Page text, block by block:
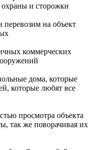
и сторожки
перевозим на объект
коммерческих
дома, которые
которые любят все
просмотра объекта
так же поворачивая их